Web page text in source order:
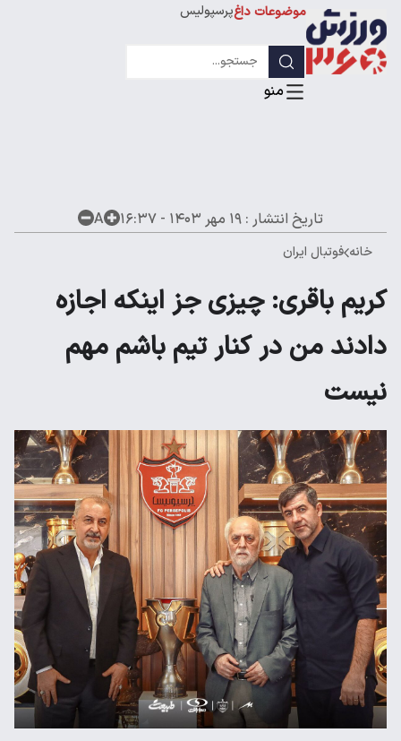
موضوعات داغپرسپولیس
لیگ قهرمانان
تاریخ انتشار : ۱۹ مهر ۱۴۰۳ - ۱۶:۳۷ A
خانه فوتبال ایران
کریم باقری: چیزی جز اینکه اجازه
دادند من در کنار تیم باشم مهم
نیست